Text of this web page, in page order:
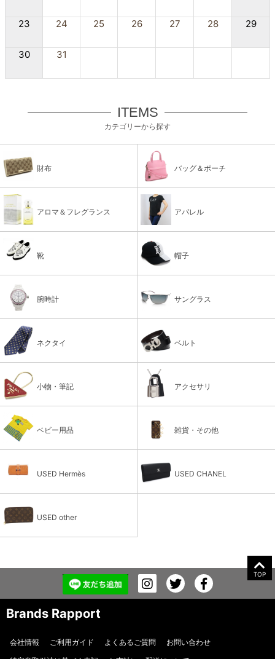
23 24 25 26 27 28 29
30 31
ITEMS
カテゴリーから探す
財布 バッグ＆ポーチ
アロマ＆フレグランス アパレル
靴 帽子
腕時計 サングラス
ネクタイ ベルト
小物・筆記 アクセサリ
ベビー用品 雑貨・その他
USED Hermès USED CHANEL
USED other
TOP
Brands Rapport
会社情報 ご利用ガイド よくあるご質問
お問い合わせ